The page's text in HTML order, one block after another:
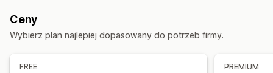
Chiny
Francja
Niemcy
SRA Hongkong (Chiny)
Analiza konwersji
Dostosowanie
Ikony niestandardowe
Ceny
Wybierz plan najlepiej dopasowany do potrzeb firmy.
FREE PREMIUM